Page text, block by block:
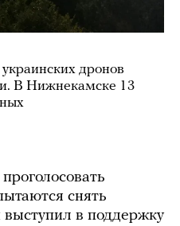
дронов
В Нижнекамске 13
снять
в поддержку